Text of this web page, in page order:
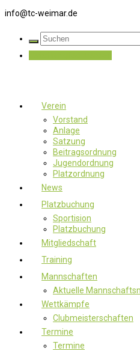
info@tc-weimar.de
Verein
Vorstand
Anlage
Satzung
Beitragsordnung
Jugendordnung
Platzordnung
News
Platzbuchung
Sportision
Platzbuchung
Mitgliedschaft
Training
Mannschaften
Aktuelle
Wettkämpfe
Clubmeisterschaften
Termine
Termine